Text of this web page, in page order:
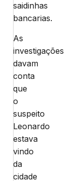
saidinhas
bancarias.
As
investigações
davam
conta
que
o
suspeito
Leonardo
estava
vindo
da
cidade